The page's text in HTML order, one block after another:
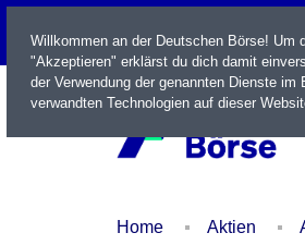
LIVE
Home Aktien
Willkommen an der Deutschen Börse! Um
"Akzeptieren" erklärst du dich damit
der Verwendung der genannten Dienste
verwandten Technologien auf dieser